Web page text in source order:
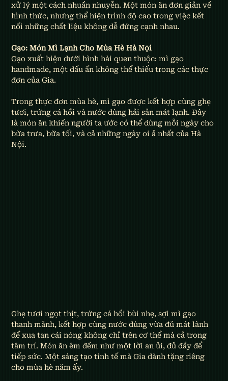
xử lý một cách nhuần nhuyễn. Một món ăn đơn giản về
hình thức, nhưng thể hiện trình độ cao trong việc kết
nối những chất liệu không dễ đứng cạnh nhau.
Gạo: Món Mì Lạnh Cho Mùa Hè Hà Nội
Gạo xuất hiện dưới hình hài quen thuộc: mì gạo
handmade, một dấu ấn không thể thiếu trong các thực
đơn của Gia.
Trong thực đơn mùa hè, mì gạo được kết hợp cùng ghẹ
tươi, trứng cá hồi và nước dùng hải sản mát lạnh. Đây
là món ăn khiến người ta ước có thể dùng mỗi ngày cho
bữa trưa, bữa tối, và cả những ngày oi ả nhất của Hà
Nội.
Ghẹ tươi ngọt thịt, trứng cá hồi bùi nhẹ, sợi mì gạo
thanh mảnh, kết hợp cùng nước dùng vừa đủ mát lành
để xua tan cái nóng không chỉ trên cơ thể mà cả trong
tâm trí. Món ăn êm đềm như một lời an ủi, đủ đầy để
tiếp sức. Một sáng tạo tinh tế mà Gia dành tặng riêng
cho mùa hè năm ấy.